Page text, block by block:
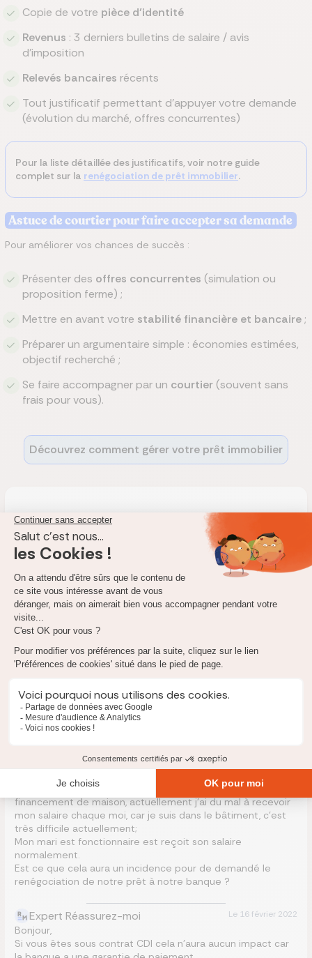
Copie de votre pièce d’identité
Revenus : 3 derniers bulletins de salaire / avis
d’imposition
Relevés bancaires récents
Tout justificatif permettant d’appuyer votre demande
(évolution du marché, offres concurrentes)
Pour la liste détaillée des justificatifs, voir notre guide
complet sur la renégociation de prêt immobilier.
Astuce de courtier pour faire accepter sa demande
Pour améliorer vos chances de succès :
Présenter des offres concurrentes (simulation ou
proposition ferme) ;
Mettre en avant votre stabilité financière et bancaire;
Préparer un argumentaire simple : économies estimées,
objectif recherché ;
Se faire accompagner par un courtier(souvent sans
frais pour vous).
Découvrez comment gérer votre prêt immobilier
Le meilleur taux pour votre crédit immobilier
en 2026
Meilleurs taux immobilier
Posez une question
Un expert vous répondra
Rédiger une question
Le15 février 2022
Mon époux avons contracté un prêt immobilier pour le
financement de maison, actuellement j’ai du mal à recevoir
mon salaire chaque moi, car je suis dans le bâtiment, c’est
très difficile actuellement;
Mon mari est fonctionnaire est reçoit son salaire
normalement.
Est ce que cela aura un incidence pour de demandé le
renégociation de notre prêt à notre banque ?
Expert Réassurez-moi Le 16 février 2022
Bonjour,
Si vous êtes sous contrat CDI cela n’aura aucun impact car